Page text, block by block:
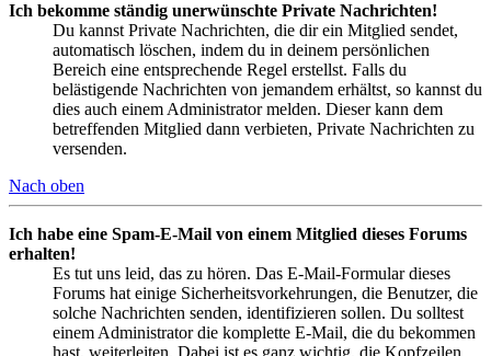
Ich bekomme ständig unerwünschte Private Nachrichten!
Du kannst Private Nachrichten, die dir ein Mitglied sendet,
automatisch löschen, indem du in deinem persönlichen
Bereich eine entsprechende Regel erstellst. Falls du
belästigende Nachrichten von jemandem erhältst, so kannst du
dies auch einem Administrator melden. Dieser kann dem
betreffenden Mitglied dann verbieten, Private Nachrichten zu
versenden.
Nach oben
Ich habe eine Spam-E-Mail von einem Mitglied dieses Forums
erhalten!
Es tut uns leid, das zu hören. Das E-Mail-Formular dieses
Forums hat einige Sicherheitsvorkehrungen, die Benutzer, die
solche Nachrichten senden, identifizieren sollen. Du solltest
einem Administrator die komplette E-Mail, die du bekommen